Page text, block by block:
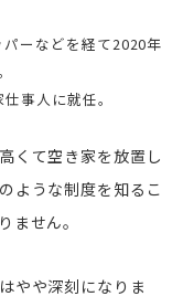
ーなどを経て2020年
事人に就任。
くて空き家を放置し
ような制度を知るこ
ません。
やや深刻になりま